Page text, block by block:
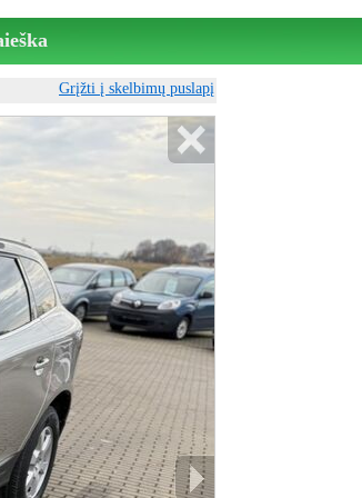
Grįžti į skelbimų puslapį